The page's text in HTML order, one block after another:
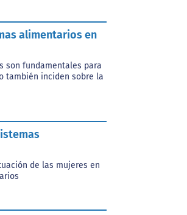
alimentarios en
son fundamentales para
también inciden sobre la
de las mujeres en